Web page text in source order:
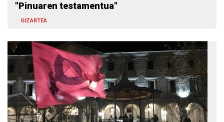
"Pinuaren testamentua"
GIZARTEA